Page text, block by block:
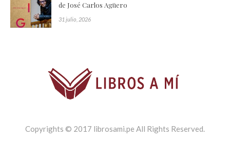
de José Carlos Agüero
31 julio, 2026
Copyrights © 2017 librosami.pe All Rights Reserved.